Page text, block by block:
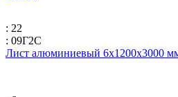
: 22
: 09Г2С
Лист алюминиевый 6х1200х3000